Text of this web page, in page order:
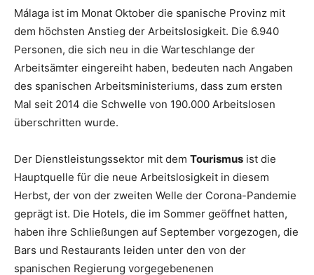
Málaga ist im Monat Oktober die spanische Provinz mit
dem höchsten Anstieg der Arbeitslosigkeit. Die 6.940
Personen, die sich neu in die Warteschlange der
Arbeitsämter eingereiht haben, bedeuten nach Angaben
des spanischen Arbeitsministeriums, dass zum ersten
Mal seit 2014 die Schwelle von 190.000 Arbeitslosen
überschritten wurde.
Der Dienstleistungssektor mit dem Tourismus ist die
Hauptquelle für die neue Arbeitslosigkeit in diesem
Herbst, der von der zweiten Welle der Corona-Pandemie
geprägt ist. Die Hotels, die im Sommer geöffnet hatten,
haben ihre Schließungen auf September vorgezogen, die
Bars und Restaurants leiden unter den von der
spanischen Regierung vorgegebenenen